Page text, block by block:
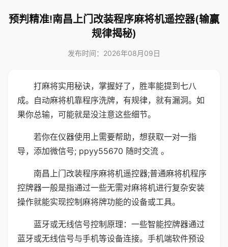
预判精准!南昌上门改装程序麻将机遥控器(输赢
规律揭秘)
发布时间：2026年08月09日
打麻将实用秘诀，掌握好了，胜率能提到七八
成。自动麻将机靠程序洗牌，有规律，就有漏洞。如
果你总输，可能就是没注意这些细节。
若你在仪器使用上需要帮助，想获取一对一指
导，添加微信号; ppyy55670 随时交流 。
南昌上门改装程序麻将机遥控器;普通麻将机程序
控牌器一般是指通过一些无需对麻将机进行复杂安装
操作就能实现控制麻将牌功能的设备或工具。
蓝牙或无线信号控制原理：一些智能控牌器通过
蓝牙或无线信号与手机等设备连接。手机端软件预设